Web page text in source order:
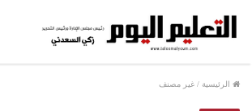
الرئيسية / غير مصنف